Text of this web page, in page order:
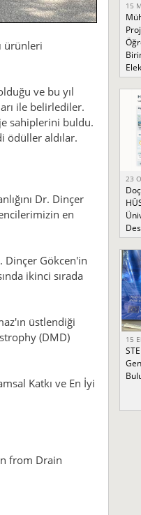
ürünleri
ve bu yıl
ile belirlediler.
sahiplerini buldu.
ödüller aldılar.
Dr. Dinçer
en
Dinçer Gökcen'in
ikinci sırada
üstlendiği
(DMD)
Katkı ve En İyi
from Drain
15
23
15